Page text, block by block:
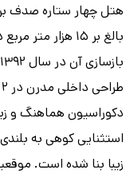
هتل چهار ستاره صدف
دکوراسیون هماهنگ و
زیبا بنا شده است.